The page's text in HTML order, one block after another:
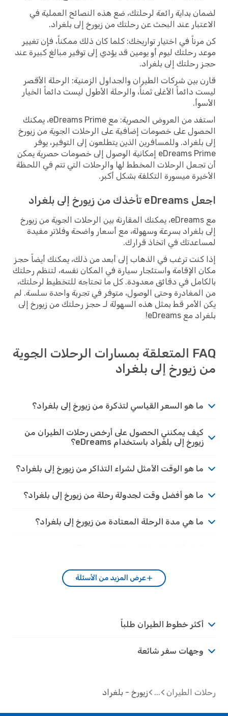
لضمان بداية رائعة لرحلتك، ضع هذه النصائح العملية في
الاعتبار عند البحث عن رحلتك من زيورخ إلى بلغراد.
كن مرناً في اختيار تواريخك: كلما كان ذلك ممكناً، فإن تغيير
موعد رحلتك ليوم أو يومين قد يؤدي إلى توفير مبالغ كبيرة عند
حجز رحلتك إلى بلغراد.
قارن بين شركات الطيران والجداول الزمنية: الرحلة الأقصر
ليست دائماً الأغلى ثمناً، والرحلة الأطول ليست دائماً الخيار
الأسوأ.
استفد من العروض الحصرية: مع eDreams Prime، يمكنك
الحصول على خصومات إضافية على الرحلات الجوية من زيورخ
إلى بلغراد. وللمسافرين الذين يتطلعون إلى التوفير، يوفر
eDreams Prime إمكانية الوصول إلى خصومات حصرية يمكن
أن تجعل الرحلات المخطط لها والرحلات التي تتم في اللحظة
الأخيرة ميسورة التكلفة بشكل أكبر.
اجعل eDreams تأخذك من زيورخ إلى بلغراد
مع eDreams، يمكنك المقارنة بين الرحلات الجوية من زيورخ
إلى بلغراد بسرعة وسهولة، مع أسعار واضحة وفلاتر مفيدة
لمساعدتك في اتخاذ قرارك.
إذا كنت ترغب في الذهاب إلى أبعد من ذلك، يمكنك أيضاً حجز
مكان الإقامة واستئجار سيارة في المكان نفسه، لتنظم رحلتك
بالكامل في دقائق معدودة. كل ما تحتاجه للتخطيط لرحلتك،
من المغادرة وحتى الوصول، متوفر في تجربة واحدة سلسة. لم
يكن الأمر قط بمثل هذه السهولة لـ حجز رحلتك من زيورخ إلى
بلغراد مع eDreams!
FAQ المتعلقة بمسارات الرحلات الجوية
من زيورخ إلى بلغراد
ما هو السعر القياسي لتذكرة من زيورخ إلى بلغراد؟
كيف يمكنني الحصول على أرخص رحلات الطيران من
زيورخ إلى بلغراد باستخدام eDreams؟
ما هو الوقت الأمثل لشراء التذاكر من زيورخ إلى بلغراد؟
ما هو أفضل وقت لجدولة رحلة من زيورخ إلى بلغراد؟
ما هي مدة الرحلة المعتادة من زيورخ إلى بلغراد؟
عرض المزيد من الأسئلة
أكثر خطوط الطيران طلباً
وجهات سفر شائعة
رحلات الطيران زيورخ - بلغراد